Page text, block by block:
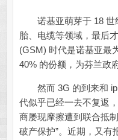
诺基亚萌芽于 18 世
胎、电缆等领域，最后
(GSM) 时代是诺基亚最
40% 的份额，为芬兰政
然而 3G 的到来和
代似乎已经一去不复返
商屡现摩擦遭到联合抵
破产保护”。近期，又有